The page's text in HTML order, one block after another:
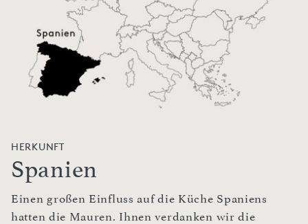
HERKUNFT
Spanien
Einen großen Einfluss auf die Küche Spaniens
hatten die Mauren. Ihnen verdanken wir die